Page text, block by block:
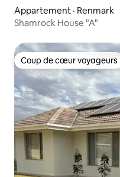
Appartement · Renmark
Shamrock House "A"
Coup de cœur voyageurs
Coup de cœur voyageurs